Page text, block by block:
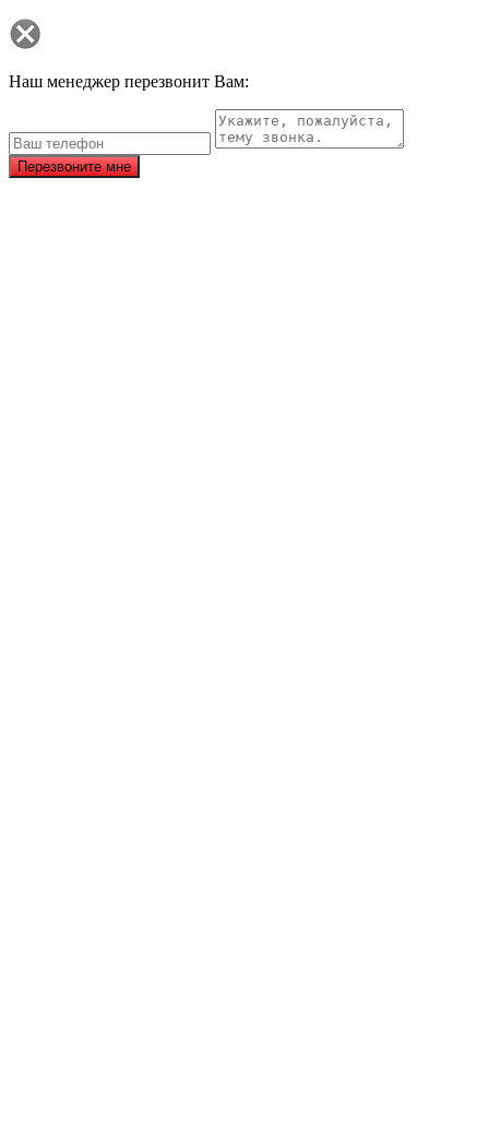
Наш менеджер перезвонит Вам:
Перезвоните мне